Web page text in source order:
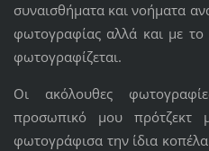
συναισθήματα και νοήματα
φωτογραφίας αλλά και με
φωτογραφίζεται.
Οι ακόλουθες
προσωπικό μου
φωτογράφισα την ίδια